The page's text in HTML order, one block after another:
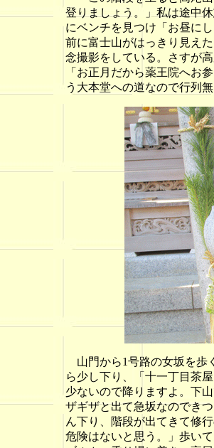
登りましょう。」私は途中
にベンチを見つけ「お昼に
前に富士山がはっきり見え
念撮影をしている。さすが
「お正月だから薬王院へお
う大本堂への道なので行列
山門から1号路の女坂を歩
ら少し下り、「十一丁目茶
少ないので降りますよ。下
ザギザと出て急坂なのでき
ん下り、階段が出てきて修
危険はないと思う。」歩い